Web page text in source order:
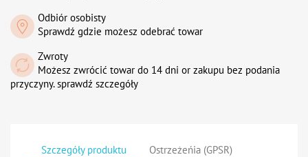
Odbiór osobisty
Sprawdź gdzie możesz odebrać towar
Zwroty
Możesz zwrócić towar do 14 dni or zakupu bez podania
przyczyny. sprawdź szczegóły
Szczegóły produktu Ostrzeżeńia (GPSR)